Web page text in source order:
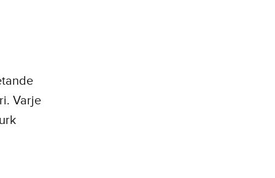
Varje